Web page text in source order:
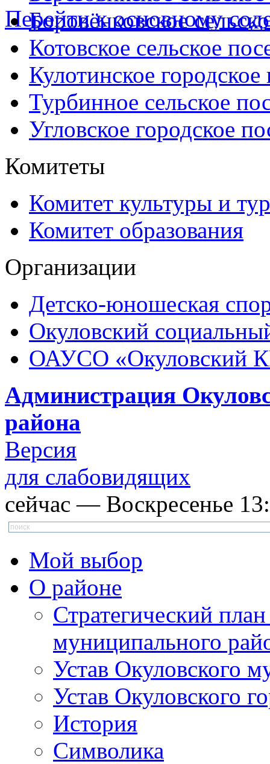
Перейти к основному
Боровёнковское
Котовское сельское
Кулотинское городское
Турбинное сельское
Угловское городское
Комитеты
Комитет культуры и
Комитет образования
Организации
Детско-юношеская
Окуловский
ОАУСО «Окуловский
Администрация
района
Версия
для слабовидящих
сейчас — Воскресенье
Мой выбор
О районе
Стратегический
муниципального
Устав Окуловского
Устав Окуловского
История
Символика